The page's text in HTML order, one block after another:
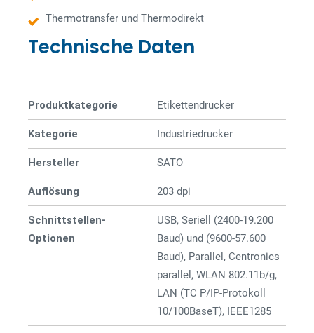
Thermotransfer und Thermodirekt
Technische Daten
Produktkategorie Etiketten­­drucker
Kategorie Industriedrucker
Hersteller SATO
Auflösung 203 dpi
Schnittstellen-
Optionen
USB, Seriell (2400-19.200
Baud) und (9600-57.600
Baud), Parallel, Centronics
parallel, WLAN 802.11b/g,
LAN (TC P/IP-Protokoll
10/100BaseT), IEEE1285